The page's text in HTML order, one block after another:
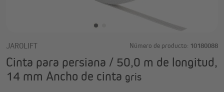
JAROLIFT Número de producto: 10180088
Cinta para persiana / 50,0 m de longitud,
14 mm Ancho de cinta gris